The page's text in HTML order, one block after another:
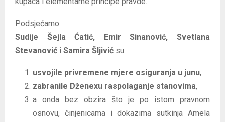
Podsjećamo:
Sudije Šejla Ćatić, Emir Sinanović, Svetlana
Stevanović i Samira Šljivić su:
usvojile privremene mjere osiguranja u junu,
zabranile Dženexu raspolaganje stanovima,
a onda bez obzira što je po istom pravnom
osnovu, činjenicama i dokazima sutkinja Amela